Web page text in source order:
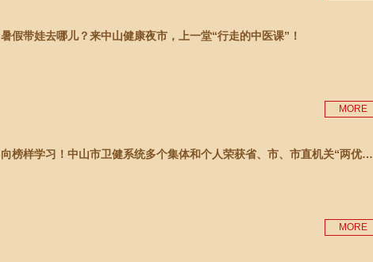
暑假带娃去哪儿？来中山健康夜市，上一堂“行走的中医课”！
MORE
向榜样学习！中山市卫健系统多个集体和个人荣获省、市、市直机关“两优…
MORE